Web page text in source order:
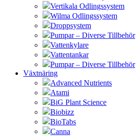
Vertikala Odlingssystem
Wilma Odlingssystem
Droppsystem
Pumpar – Diverse Tillbehör
Vattenkylare
Vattentankar
Pumpar – Diverse Tillbehör
Växtnäring
Advanced Nutrients
Atami
BiG Plant Science
Biobizz
BioTabs
Canna